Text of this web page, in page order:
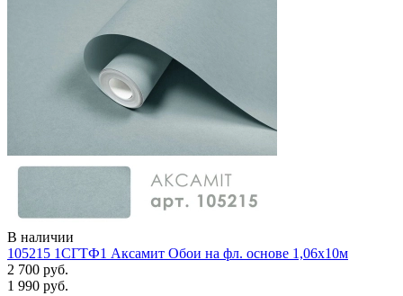
В наличии
105215 1СГТФ1 Аксамит Обои на фл. основе 1,06х10м
2 700 руб.
1 990 руб.